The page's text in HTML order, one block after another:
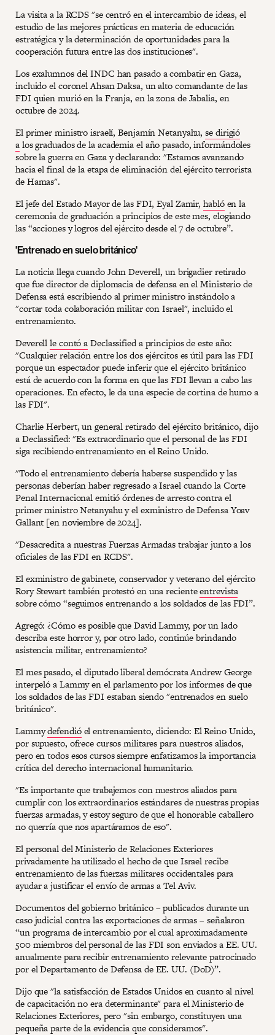
La visita a la RCDS "se centró en el intercambio de ideas, el
estudio de las mejores prácticas en materia de educación
estratégica y la determinación de oportunidades para la
cooperación futura entre las dos instituciones".
Los exalumnos del INDC han pasado a combatir en Gaza,
incluido el coronel Ahsan Daksa, un alto comandante de las
FDI quien murió en la Franja, en la zona de Jabalia, en
octubre de 2024.
El primer ministro israelí, Benjamín Netanyahu,se dirigió
alos graduados de la academia el año pasado, informándoles
sobre la guerra en Gaza y declarando: "Estamos avanzando
hacia el final de la etapa de eliminación del ejército terrorista
de Hamas".
El jefe del Estado Mayor de las FDI, Eyal Zamir,hablóen la
ceremonia de graduación a principios de este mes, elogiando
las “acciones y logros del ejército desde el 7 de octubre”.
'Entrenado en suelo británico'
La noticia llega cuando John Deverell, un brigadier retirado
que fue director de diplomacia de defensa en el Ministerio de
Defensa está escribiendo al primer ministro instándolo a
"cortar toda colaboración militar con Israel", incluido el
entrenamiento.
Deverellle contó aDeclassified a principios de este año:
"Cualquier relación entre los dos ejércitos es útil para las FDI
porque un espectador puede inferir que el ejército británico
está de acuerdo con la forma en que las FDI llevan a cabo las
operaciones. En efecto, le da una especie de cortina de humo a
las FDI".
Charlie Herbert, un general retirado del ejército británico, dijo
a Declassified: "Es extraordinario que el personal de las FDI
siga recibiendo entrenamiento en el Reino Unido.
"Todo el entrenamiento debería haberse suspendido y las
personas deberían haber regresado a Israel cuando la Corte
Penal Internacional emitió órdenes de arresto contra el
primer ministro Netanyahu y el exministro de Defensa Yoav
Gallant [en noviembre de 2024].
"Desacredita a nuestras Fuerzas Armadas trabajar junto a los
oficiales de las FDI en RCDS".
El exministro de gabinete, conservador y veterano del ejército
Rory Stewart también protestó en una recienteentrevista
sobre cómo “seguimos entrenando a los soldados de las FDI”.
Agregó: ¿Cómo es posible que David Lammy, por un lado
describa este horror y, por otro lado, continúe brindando
asistencia militar, entrenamiento?
El mes pasado, el diputado liberal demócrata Andrew George
interpeló a Lammy en el parlamento por los informes de que
los soldados de las FDI estaban siendo "entrenados en suelo
británico".
Lammydefendióel entrenamiento, diciendo: El Reino Unido,
por supuesto, ofrece cursos militares para nuestros aliados,
pero en todos esos cursos siempre enfatizamos la importancia
crítica del derecho internacional humanitario.
"Es importante que trabajemos con nuestros aliados para
cumplir con los extraordinarios estándares de nuestras propias
fuerzas armadas, y estoy seguro de que el honorable caballero
no querría que nos apartáramos de eso".
El personal del Ministerio de Relaciones Exteriores
privadamente ha utilizado el hecho de que Israel recibe
entrenamiento de las fuerzas militares occidentales para
ayudar a justificar el envío de armas a Tel Aviv.
Documentos del gobierno británico – publicados durante un
caso judicial contra las exportaciones de armas – señalaron
“un programa de intercambio por el cual aproximadamente
500 miembros del personal de las FDI son enviados a EE. UU.
anualmente para recibir entrenamiento relevante patrocinado
por el Departamento de Defensa de EE. UU. (DoD)”.
Dijo que "la satisfacción de Estados Unidos en cuanto al nivel
de capacitación no era determinante" para el Ministerio de
Relaciones Exteriores, pero "sin embargo, constituyen una
pequeña parte de la evidencia que consideramos".